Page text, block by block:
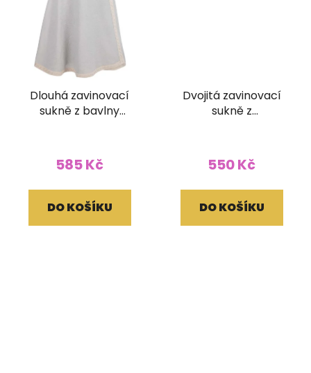
Dlouhá zavinovací
sukně z bavlny
585 Kč
DO KOŠÍKU
Dvojitá zavinovací
sukně z
550 Kč
DO KOŠÍKU